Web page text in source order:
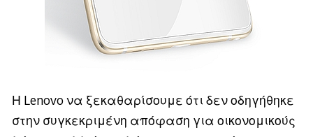
Η Lenovo να ξεκαθαρίσουμε ότι δεν οδηγήθηκε
στην συγκεκριμένη απόφαση για οικονομικούς